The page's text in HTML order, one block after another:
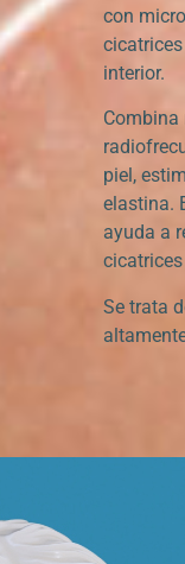
con
interior.
Combina
piel,
elastina.
ayuda a
Se trata